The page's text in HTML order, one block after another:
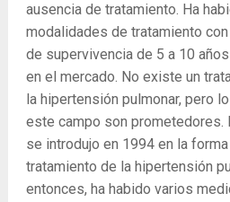
ausencia de tratamiento. Ha
modalidades de tratamiento
de supervivencia de 5 a 10
en el mercado. No existe un
la hipertensión pulmonar, pero
este campo son prometedores.
se introdujo en 1994 en la
tratamiento de la hipertensión
entonces, ha habido varios